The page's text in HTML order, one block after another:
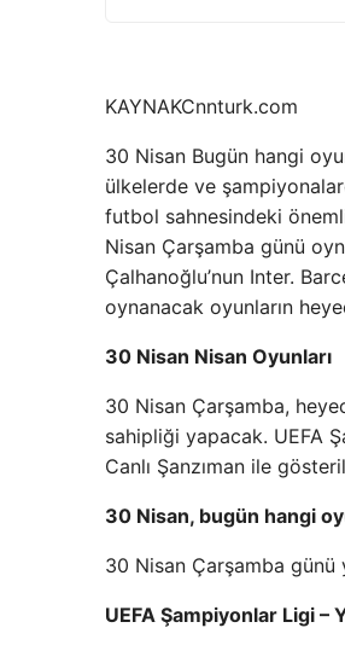
KAYNAKCnnturk.com
30 Nisan Bugün hangi
ülkelerde ve
futbol sahnesindeki
Nisan Çarşamba günü
Çalhanoğlu’nun Inter.
oynanacak oyunların
30 Nisan Nisan Oyunları
30 Nisan Çarşamba,
sahipliği yapacak. UEFA
Canlı Şanzıman ile
30 Nisan, bugün hangi
30 Nisan Çarşamba günü
UEFA Şampiyonlar Ligi –